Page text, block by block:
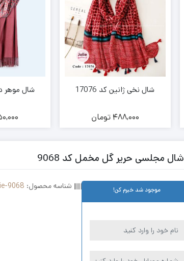
شال نخی ژانین کد 17076
488,000 تومان
شال موهر
شال مجلسی حریر گل مخمل کد 9068
موجود شد خبرم کن! شناسه محصول: 9068